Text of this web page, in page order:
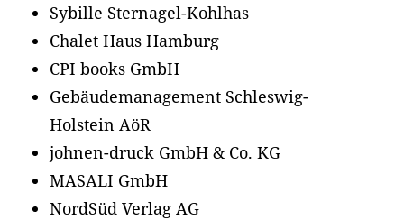
Sybille Sternagel-Kohlhas
Chalet Haus Hamburg
CPI books GmbH
Gebäudemanagement Schleswig-
Holstein AöR
johnen-druck GmbH & Co. KG
MASALI GmbH
NordSüd Verlag AG